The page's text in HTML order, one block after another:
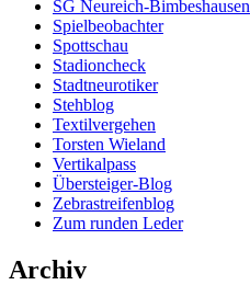
SG Neureich-Bimbeshausen
Spielbeobachter
Spottschau
Stadioncheck
Stadtneurotiker
Stehblog
Textilvergehen
Torsten Wieland
Vertikalpass
Übersteiger-Blog
Zebrastreifenblog
Zum runden Leder
Archiv